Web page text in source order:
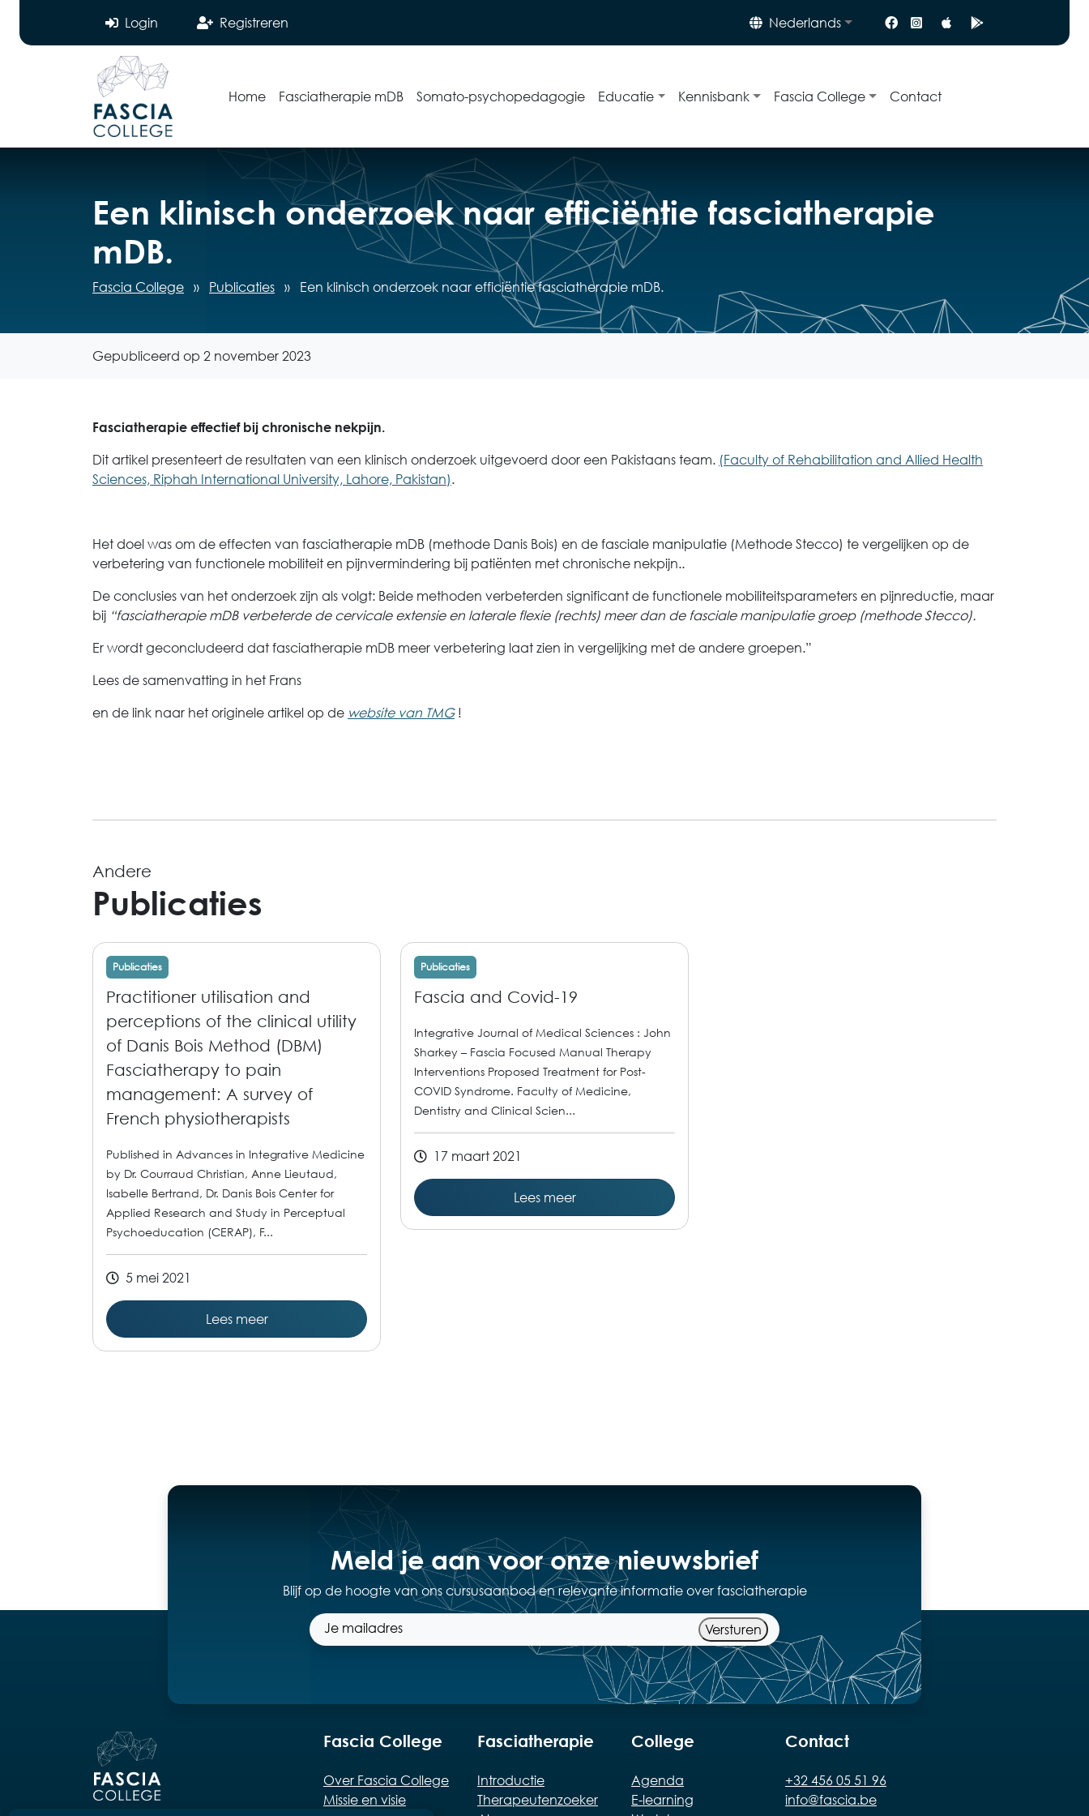
Login Registreren Nederlands
Home Fasciatherapie mDB Somato-psychopedagogie Educatie Kennisbank Fascia College Contact
Een klinisch onderzoek naar efficiëntie fasciatherapie
mDB.
Fascia College » Publicaties » Een klinisch onderzoek naar efficiëntie fasciatherapie mDB.
Gepubliceerd op 2 november 2023
Fasciatherapie effectief bij chronische nekpijn.
Dit artikel presenteert de resultaten van een klinisch onderzoek uitgevoerd door een Pakistaans team. (Faculty of Rehabilitation and Allied Health
Sciences, Riphah International University, Lahore, Pakistan).
Het doel was om de effecten van fasciatherapie mDB (methode Danis Bois) en de fasciale manipulatie (Methode Stecco) te vergelijken op de
verbetering van functionele mobiliteit en pijnvermindering bij patiënten met chronische nekpijn..
De conclusies van het onderzoek zijn als volgt: Beide methoden verbeterden significant de functionele mobiliteitsparameters en pijnreductie, maar
bij “fasciatherapie mDB verbeterde de cervicale extensie en laterale flexie (rechts) meer dan de fasciale manipulatie groep (methode Stecco).
Er wordt geconcludeerd dat fasciatherapie mDB meer verbetering laat zien in vergelijking met de andere groepen.”
Lees de samenvatting in het Frans
en de link naar het originele artikel op de website van TMG !
Andere
Publicaties
Publicaties
Practitioner utilisation and
perceptions of the clinical utility
of Danis Bois Method (DBM)
Fasciatherapy to pain
management: A survey of
French physiotherapists
Published in Advances in Integrative Medicine
by Dr. Courraud Christian, Anne Lieutaud,
Isabelle Bertrand, Dr. Danis Bois Center for
Applied Research and Study in Perceptual
Psychoeducation (CERAP), F...
5 mei 2021
Lees meer
Publicaties
Fascia and Covid-19
Integrative Journal of Medical Sciences : John
Sharkey – Fascia Focused Manual Therapy
Interventions Proposed Treatment for Post-
COVID Syndrome. Faculty of Medicine,
Dentistry and Clinical Scien...
17 maart 2021
Lees meer
Meld je aan voor onze nieuwsbrief
Blijf op de hoogte van ons cursusaanbod en relevante informatie over fasciatherapie
Versturen
Fascia College
Over Fascia College
Missie en visie
Fasciatherapie
Introductie
Therapeutenzoeker
College
Agenda
E-learning
Contact
+32 456 05 51 96
info@fascia.be